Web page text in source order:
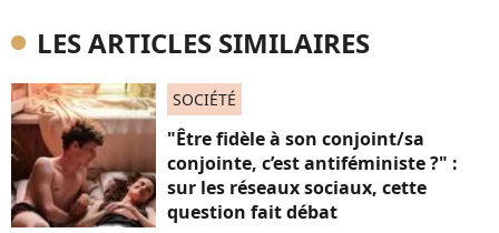
LES ARTICLES SIMILAIRES
SOCIÉTÉ
"Être fidèle à son conjoint/sa
conjointe, c’est antiféministe ?" :
sur les réseaux sociaux, cette
question fait débat